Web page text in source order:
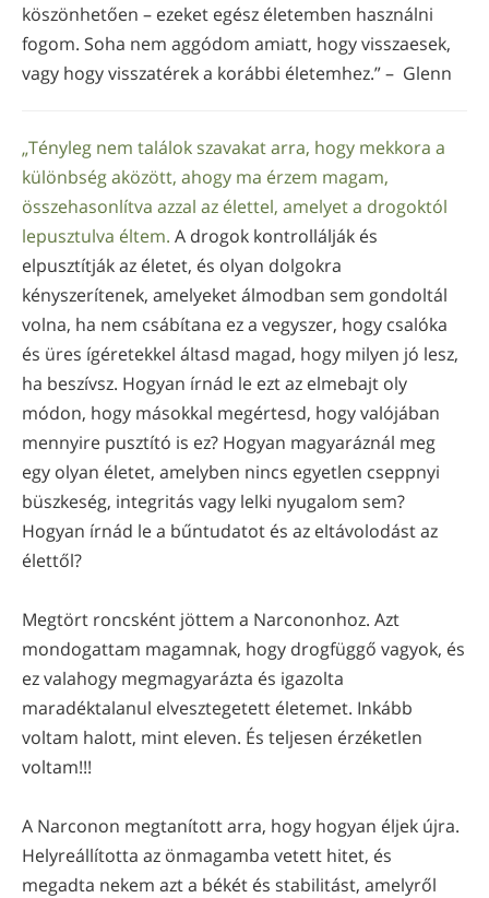
köszönhetően – ezeket egész életemben használni
fogom. Soha nem aggódom amiatt, hogy visszaesek,
vagy hogy visszatérek a korábbi életemhez.” – Glenn
„Tényleg nem találok szavakat arra, hogy mekkora a
különbség aközött, ahogy ma érzem magam,
összehasonlítva azzal az élettel, amelyet a drogoktól
lepusztulva éltem. A drogok kontrollálják és
elpusztítják az életet, és olyan dolgokra
kényszerítenek, amelyeket álmodban sem gondoltál
volna, ha nem csábítana ez a vegyszer, hogy csalóka
és üres ígéretekkel áltasd magad, hogy milyen jó lesz,
ha beszívsz. Hogyan írnád le ezt az elmebajt oly
módon, hogy másokkal megértesd, hogy valójában
mennyire pusztító is ez? Hogyan magyaráznál meg
egy olyan életet, amelyben nincs egyetlen cseppnyi
büszkeség, integritás vagy lelki nyugalom sem?
Hogyan írnád le a bűntudatot és az eltávolodást az
élettől?
Megtört roncsként jöttem a Narcononhoz. Azt
mondogattam magamnak, hogy drogfüggő vagyok, és
ez valahogy megmagyarázta és igazolta
maradéktalanul elvesztegetett életemet. Inkább
voltam halott, mint eleven. És teljesen érzéketlen
voltam!!!
A Narconon megtanított arra, hogy hogyan éljek újra.
Helyreállította az önmagamba vetett hitet, és
megadta nekem azt a békét és stabilitást, amelyről